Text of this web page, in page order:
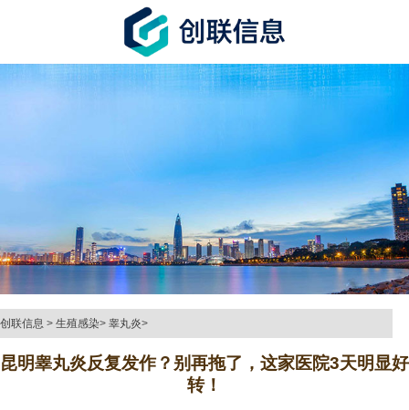
创联信息 > 生殖感染> 睾丸炎>
昆明睾丸炎反复发作？别再拖了，这家医院3天明显好
转！